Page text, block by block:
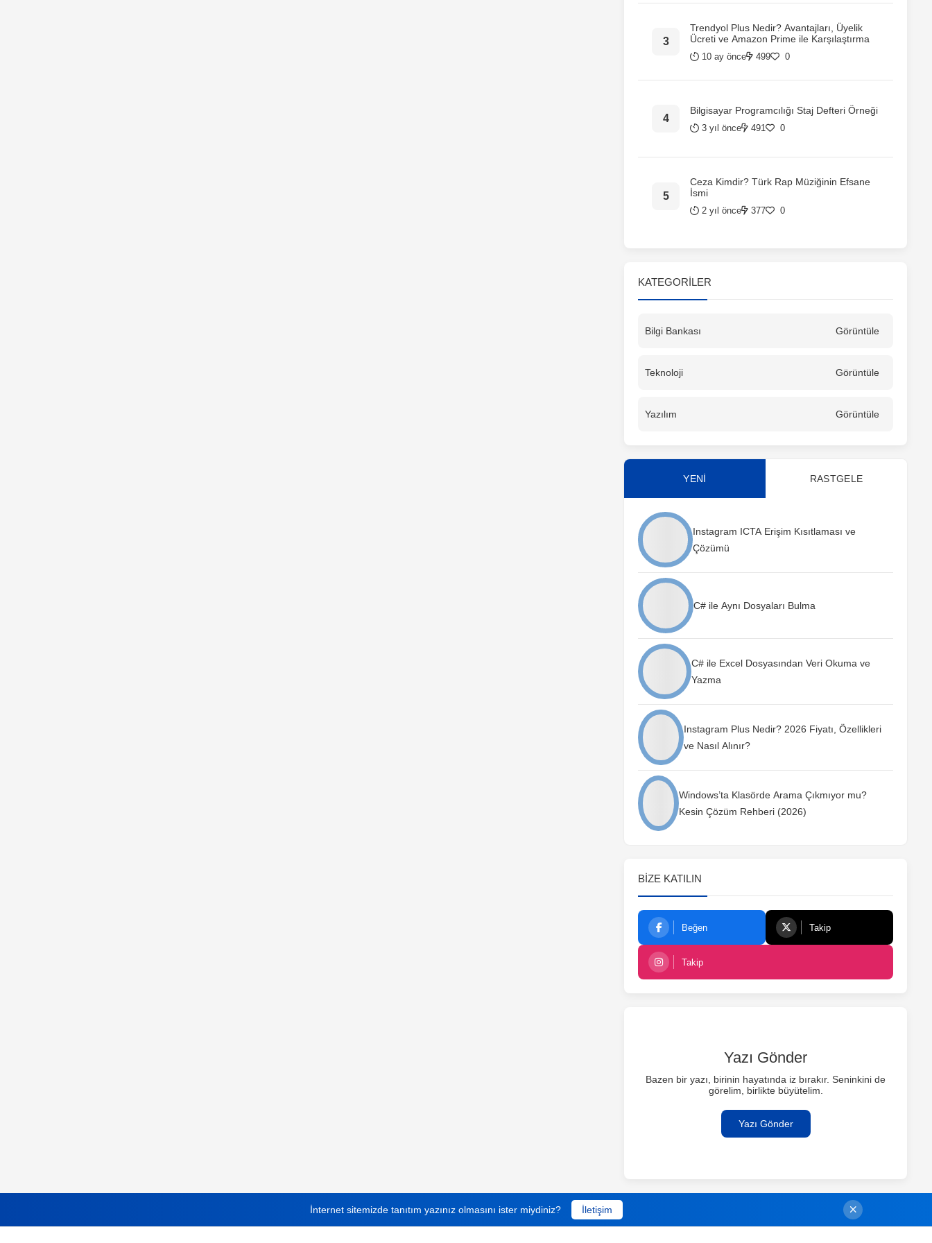
Trendyol Plus Nedir? Avantajları, Üyelik
Ücreti ve Amazon Prime ile Karşılaştırma
10 ay önce 499 0
Bilgisayar Programcılığı Staj Defteri Örneği
3 yıl önce 491 0
Ceza Kimdir? Türk Rap Müziğinin Efsane
İsmi
2 yıl önce 377 0
KATEGORILER
Bilgi Bankası Görüntüle
Teknoloji Görüntüle
Yazılım Görüntüle
YENİ RASTGELE
Instagram ICTA Erişim Kısıtlaması ve
Çözümü
C# ile Aynı Dosyaları Bulma
C# ile Excel Dosyasından Veri Okuma ve
Yazma
Instagram Plus Nedir? 2026 Fiyatı, Özellikleri
ve Nasıl Alınır?
Windows’ta Klasörde Arama Çıkmıyor mu?
Kesin Çözüm Rehberi (2026)
BIZE KATILIN
Beğen Takip
Takip
Yazı Gönder
Bazen bir yazı, birinin hayatında iz bırakır. Seninkini de
görelim, birlikte büyütelim.
Yazı Gönder
İnternet sitemizde tanıtım yazınız olmasını ister miydiniz? İletişim